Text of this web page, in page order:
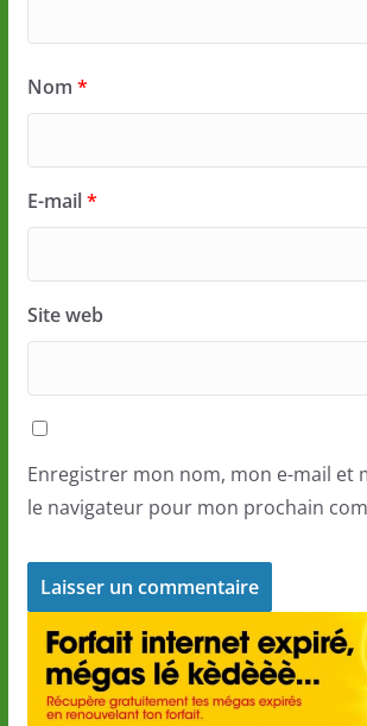
Nom *
E-mail*
Site web
Enregistrer mon nom, mon e-mail et
le navigateur pour mon prochain